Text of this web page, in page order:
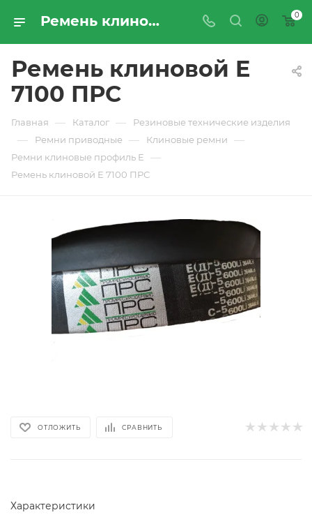
Ремень клиновой E 7100 ПРС - купить по цене производителя с доставкой по Москве и России | ПРОМРЕСУРССЕРВИС 0
Ремень клиновой E
7100 ПРС
Главная — Каталог — Резиновые технические изделия
— Ремни приводные — Клиновые ремни —
Ремни клиновые профиль Е —
Ремень клиновой E 7100 ПРС
ОТЛОЖИТЬ СРАВНИТЬ
Характеристики